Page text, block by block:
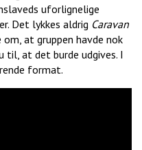
uforlignelige
Det lykkes aldrig Caravan
at gruppen havde nok
til, at det burde udgives. I
format.